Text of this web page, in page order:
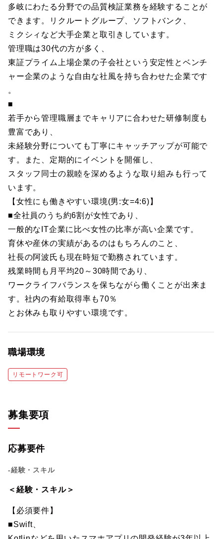
多岐にわたる分野での品質検証業務を経験することが
できます。リクルートグループ、ソフトバンク、
ミクシィなど大手企業と取引きしています。
管理職は30代の方が多く、
東証プライム上場企業の子会社という安定性とベンチ
ャー企業のような自由な社風を持ち合わせた企業です
。
■
若手から管理職層までキャリアに合わせた研修制度も
豊富であり、
未経験分野についても丁寧にキャッチアップが可能で
す。また、定期的にイベントを開催し、
スタッフ同士の親睦を深めるような取り組みも行って
います。
【女性にも働きやすい環境(男:女=4:6)】
■全社員のうち約6割が女性であり、
一般的なIT企業に比べ女性の比率が高い企業です。
育休や産休の実績があるのはもちろんのこと、
社長の阿波氏も現在時短で勤務されています。
残業時間も月平均20～30時間であり、
ワークライフバランスを保ちながら働くことが出来ま
す。社内の有給取得率も70％
とお休みも取りやすい環境です。
職場環境
リモートワーク可
募集要項
応募要件
-経験・スキル
＜経験・スキル＞
【必須要件】
■Swift、